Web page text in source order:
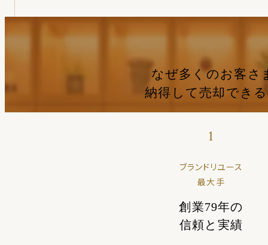
なぜ多くのお客さ
納得して売却でき
1
ブランドリユース
最大手
創業79年の
信頼と実績